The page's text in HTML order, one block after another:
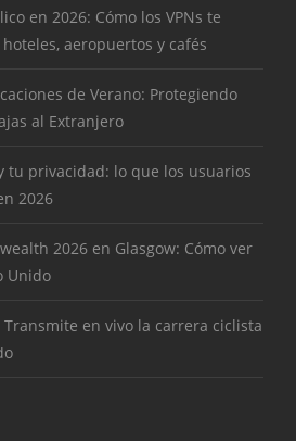
en 2026: Cómo los VPNs te
aeropuertos y cafés
de Verano: Protegiendo
al Extranjero
tu privacidad: lo que los usuarios
2026
2026 en Glasgow: Cómo ver
Unido
en vivo la carrera ciclista